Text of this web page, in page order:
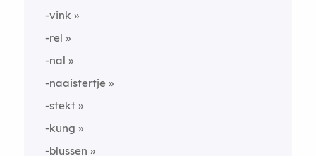
-vink
-rel
-nal
-naaistertje
-stekt
-kung
-blussen